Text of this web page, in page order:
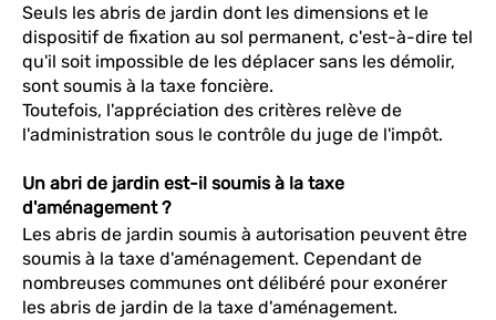
Seuls les abris de jardin dont les dimensions et le
dispositif de fixation au sol permanent, c'est-à-dire tel
qu'il soit impossible de les déplacer sans les démolir,
sont soumis à la taxe foncière.
Toutefois, l'appréciation des critères relève de
l'administration sous le contrôle du juge de l'impôt.
Un abri de jardin est-il soumis à la taxe
d'aménagement ?
Les abris de jardin soumis à autorisation peuvent être
soumis à la taxe d'aménagement. Cependant de
nombreuses communes ont délibéré pour exonérer
les abris de jardin de la taxe d'aménagement.